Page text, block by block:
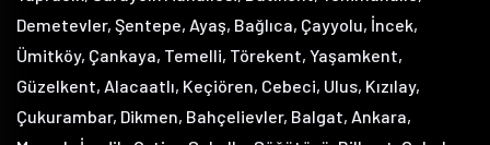
Demetevler, Şentepe, Ayaş, Bağlıca, Çayyolu, İncek,
Ümitköy, Çankaya, Temelli, Törekent, Yaşamkent,
Güzelkent, Alacaatlı, Keçiören, Cebeci, Ulus, Kızılay,
Çukurambar, Dikmen, Bahçelievler, Balgat, Ankara,